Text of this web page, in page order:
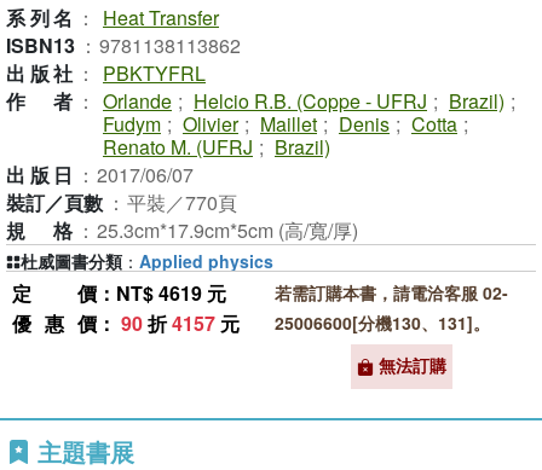
系列名 ：
Heat Transfer
ISBN13 ： 9781138113862
出版社 ：
PBKTYFRL
作者 ： Orlande ; Helcio R.B. (Coppe - UFRJ ; Brazil) ;
Fudym ; Olivier ; Maillet ; Denis ; Cotta ;
Renato M. (UFRJ ; Brazil)
出版日 ： 2017/06/07
裝訂／頁數 ： 平裝／770頁
規格 ： 25.3cm*17.9cm*5cm (高/寬/厚)
定價 ：NT$ 4619 元
優惠價 ： 90折4157 元
若需訂購本書，請電洽客服 02-
25006600[分機130、131]。
無法訂購
杜威圖書分類 ： Applied physics
主題書展